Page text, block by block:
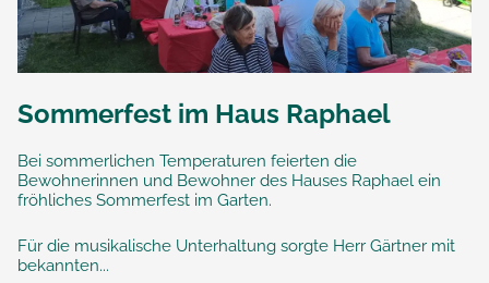
Sommerfest im Haus Raphael
Bei sommerlichen Temperaturen feierten die
Bewohnerinnen und Bewohner des Hauses Raphael ein
fröhliches Sommerfest im Garten.
Für die musikalische Unterhaltung sorgte Herr Gärtner mit
bekannten...